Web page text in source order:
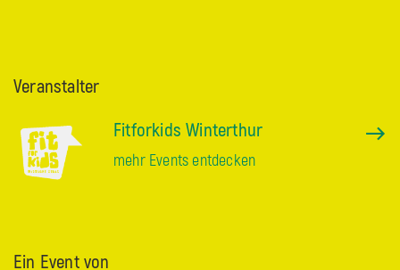
Veranstalter
Fitforkids Winterthur
mehr Events entdecken
Ein Event von